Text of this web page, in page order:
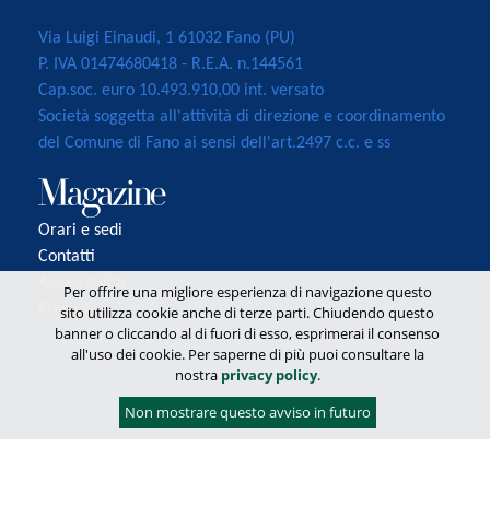
Via Luigi Einaudi, 1 61032 Fano (PU)
P. IVA 01474680418 - R.E.A. n.144561
Cap.soc. euro 10.493.910,00 int. versato
Società soggetta all'attività di direzione e coordinamento
del Comune di Fano ai sensi dell'art.2497 c.c. e ss
Orari e sedi
Contatti
Accessibilità
Privacy
Per offrire una migliore esperienza di navigazione questo
sito utilizza cookie anche di terze parti. Chiudendo questo
banner o cliccando al di fuori di esso, esprimerai il consenso
all'uso dei cookie. Per saperne di più puoi consultare la
nostra privacy policy.